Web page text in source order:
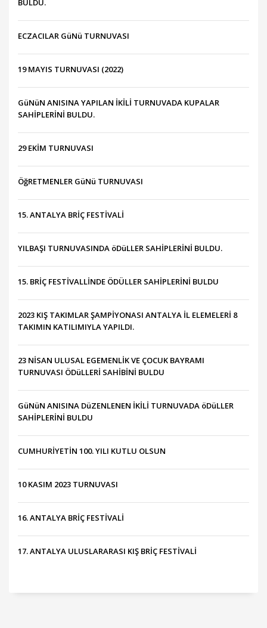
BULDU.
ECZACILAR GüNü TURNUVASI
19 MAYIS TURNUVASI (2022)
GüNüN ANISINA YAPILAN İKİLİ TURNUVADA KUPALAR
SAHİPLERİNİ BULDU.
29 EKİM TURNUVASI
ÖğRETMENLER GüNü TURNUVASI
15. ANTALYA BRİÇ FESTİVALİ
YILBAŞI TURNUVASINDA öDüLLER SAHİPLERİNİ BULDU.
15. BRİÇ FESTİVALLİNDE ÖDÜLLER SAHİPLERİNİ BULDU
2023 KIŞ TAKIMLAR ŞAMPİYONASI ANTALYA İL ELEMELERİ 8
TAKIMIN KATILIMIYLA YAPILDI.
23 NİSAN ULUSAL EGEMENLİK VE ÇOCUK BAYRAMI
TURNUVASI ÖDüLLERİ SAHİBİNİ BULDU
GüNüN ANISINA DüZENLENEN İKİLİ TURNUVADA öDüLLER
SAHİPLERİNİ BULDU
CUMHURİYETİN 100. YILI KUTLU OLSUN
10 KASIM 2023 TURNUVASI
16. ANTALYA BRİÇ FESTİVALİ
17. ANTALYA ULUSLARARASI KIŞ BRİÇ FESTİVALİ